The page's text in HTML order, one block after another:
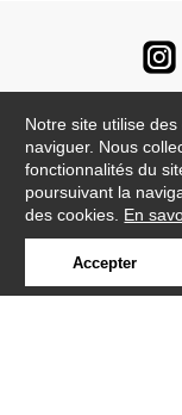
Notre site utilise
naviguer. Nous
fonctionnalités du
poursuivant la
des cookies. En
Accepter